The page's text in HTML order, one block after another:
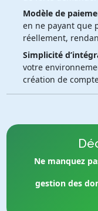
Modèle de
en ne payant que
réellement,
Simplicité
votre
création de
Ne manquez
gestion des